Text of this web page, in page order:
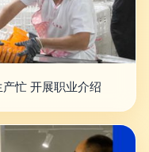
忙 开展职业介绍